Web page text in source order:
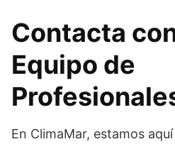
Contacta
Equipo de
En ClimaMar, estamos